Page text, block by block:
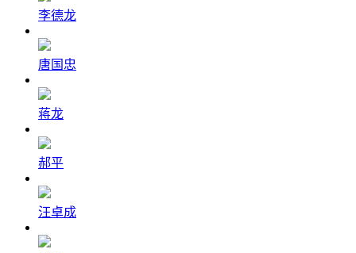
李德龙
唐国忠
蒋龙
郝平
汪卓成